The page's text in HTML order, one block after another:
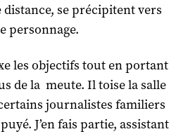
distance, se précipitent vers
personnage.
les objectifs tout en portant
de la meute. Il toise la salle
journalistes familiers
J’en fais partie, assistant